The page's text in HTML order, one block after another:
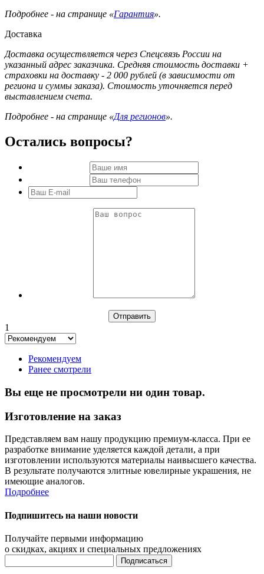
Подробнее - на странице «Гарантия».
Доставка
Доставка осуществляется через Спецсвязь России на
указанный адрес заказчика. Средняя стоимость доставки +
страховки на доставку - 2 000 рублей (в зависимости от
региона и суммы заказа). Стоимость уточняется перед
выставлением счета.
Подробнее - на странице «Для регионов».
Остались вопросы?
1
Рекомендуем
Ранее смотрели
Вы еще не просмотрели ни один товар.
Изготовление на заказ
Представляем вам нашу продукцию премиум-класса. При ее
разработке внимание уделяется каждой детали, а при
изготовлении используются материалы наивысшего качества.
В результате получаются элитные ювелирные украшения, не
имеющие аналогов.
Подробнее
Подпишитесь на наши новости
Получайте первыми информацию
о скидках, акциях и специальных предложениях